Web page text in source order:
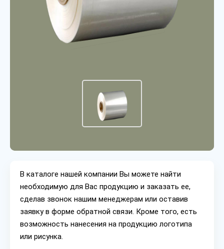
В каталоге нашей компании Вы можете найти
необходимую для Вас продукцию и заказать ее,
сделав звонок нашим менеджерам или оставив
заявку в форме обратной связи. Кроме того, есть
возможность нанесения на продукцию логотипа
или рисунка.